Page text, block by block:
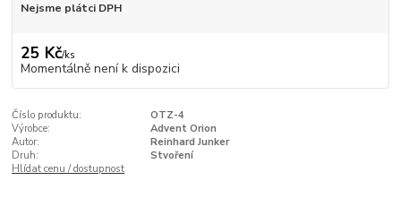
Nejsme plátci DPH
25 Kč/ks
Momentálně není k dispozici
Číslo produktu:
OTZ-4
Výrobce:
Advent Orion
Autor:
Reinhard Junker
Druh:
Stvoření
Hlídat cenu / dostupnost